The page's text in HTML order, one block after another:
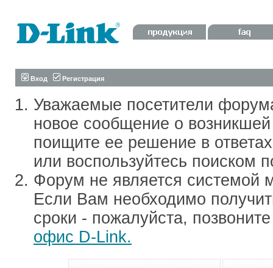
Вход Регистрация
Уважаемые посетители
новое сообщение о
поищите ее решение в
или воспользуйтесь поиском
Форум не является системой
Если Вам необходимо
сроки - пожалуйста,
офис D-Link.